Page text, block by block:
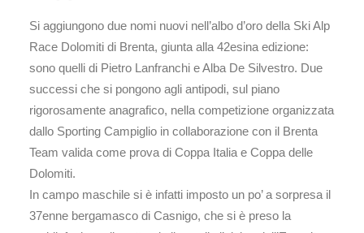
Si aggiungono due nomi nuovi nell’albo d’oro della Ski Alp
Race Dolomiti di Brenta, giunta alla 42esina edizione:
sono quelli di Pietro Lanfranchi e Alba De Silvestro. Due
successi che si pongono agli antipodi, sul piano
rigorosamente anagrafico, nella competizione organizzata
dallo Sporting Campiglio in collaborazione con il Brenta
Team valida come prova di Coppa Italia e Coppa delle
Dolomiti.
In campo maschile si è infatti imposto un po’ a sorpresa il
37enne bergamasco di Casnigo, che si è preso la